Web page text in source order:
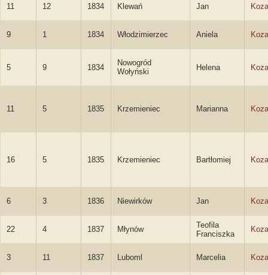
11 12 1834 Klewań Jan
9 1 1834 Włodzimierzec Aniela
5 9 1834
Nowogród
Wołyński
Helena
11 5 1835 Krzemieniec Marianna
16 5 1835 Krzemieniec Bartłomiej
6 3 1836 Niewirków Jan
22 4 1837 Młynów
Teofila
Franciszka
3 11 1837 Luboml Marcelia